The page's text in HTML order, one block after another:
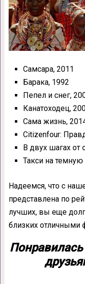
Самсара, 2011
Барака, 1992
Пепел и снег,
Канатоходец,
Сама жизнь,
Citizenfour:
В двух шагах от
Такси на темную
Надеемся, что с
представлена по
лучших, вы еще
близких отличными
Понравилась